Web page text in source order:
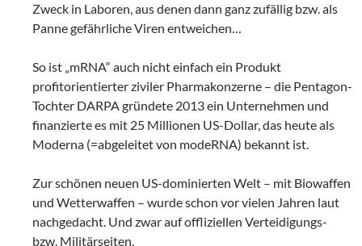
Zweck in Laboren, aus denen dann ganz zufällig bzw. als
Panne gefährliche Viren entweichen…
So ist „mRNA“ auch nicht einfach ein Produkt
profitorientierter ziviler Pharmakonzerne – die Pentagon-
Tochter DARPA gründete 2013 ein Unternehmen und
finanzierte es mit 25 Millionen US-Dollar, das heute als
Moderna (=abgeleitet von modeRNA) bekannt ist.
Zur schönen neuen US-dominierten Welt – mit Biowaffen
und Wetterwaffen – wurde schon vor vielen Jahren laut
nachgedacht. Und zwar auf offliziellen Verteidigungs-
bzw. Militärseiten,